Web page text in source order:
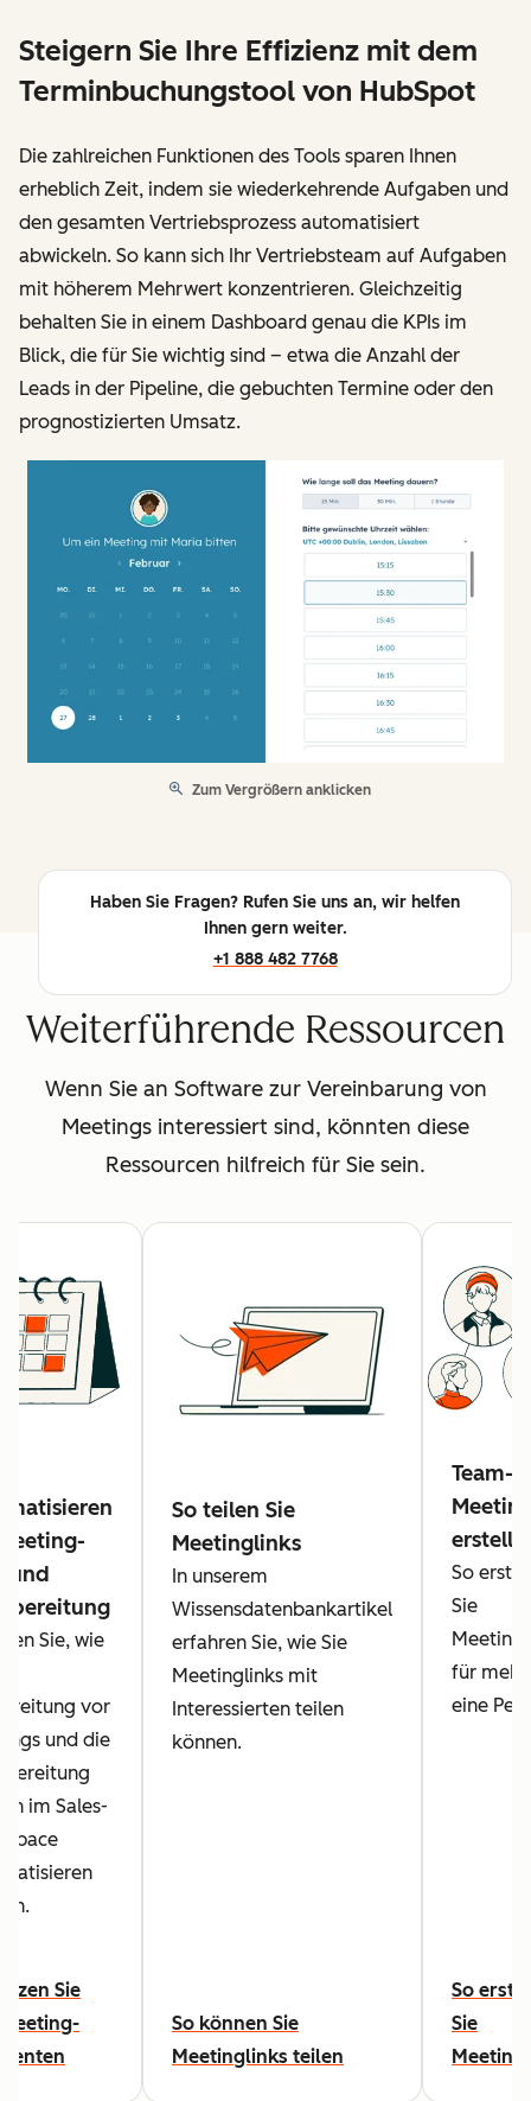
Steigern Sie Ihre Effizienz mit dem
Terminbuchungstool von HubSpot
Die zahlreichen Funktionen des Tools sparen Ihnen
erheblich Zeit, indem sie wiederkehrende Aufgaben und
den gesamten Vertriebsprozess automatisiert
abwickeln. So kann sich Ihr Vertriebsteam auf Aufgaben
mit höherem Mehrwert konzentrieren. Gleichzeitig
behalten Sie in einem Dashboard genau die KPIs im
Blick, die für Sie wichtig sind – etwa die Anzahl der
Leads in der Pipeline, die gebuchten Termine oder den
prognostizierten Umsatz.
Zum Vergrößern anklicken
Haben Sie Fragen? Rufen Sie uns an, wir helfen
Ihnen gern weiter.
+1 888 482 7768
Weiterführende Ressourcen
Wenn Sie an Software zur Vereinbarung von
Meetings interessiert sind, könnten diese
Ressourcen hilfreich für Sie sein.
und
Sie, wie
vor
und die
im Sales-
Sie
So teilen Sie
Meetinglinks
In unserem
Wissensdatenbankartikel
erfahren Sie, wie Sie
Meetinglinks mit
Interessierten teilen
können.
So können Sie
Meetinglinks teilen
Team-
So
Sie
für mehr
eine
So
Sie